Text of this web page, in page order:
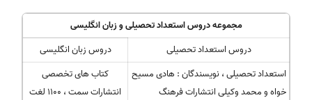
مجموعه دروس استعداد تحصیلی و زبان انگلیسی
دروس استعداد تحصیلی
دروس زبان انگلیسی
استعداد تحصیلی ، نویسندگان : هادی مسیح
خواه و محمد وکیلی انتشارات فرهنگ
کتاب های تخصصی
انتشارات سمت ، 1100 لغت